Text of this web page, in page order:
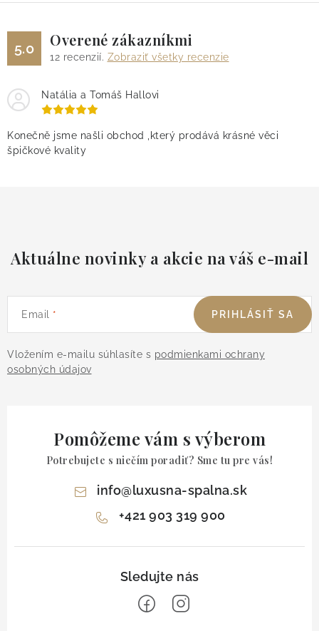
5.0 Overené zákazníkmi
12 recenzií. Zobraziť všetky recenzie
Natália a Tomáš Hallovi
Konečně jsme našli obchod ,který prodává krásné věci
špičkové kvality
Aktuálne novinky a akcie na váš e-mail
Email
Vložením e-mailu súhlasíte s podmienkami ochrany
osobných údajov
PRIHLÁSIŤ SA
Pomôžeme vám s výberom
Potrebujete s niečím poradiť? Sme tu pre vás!
info@luxusna-spalna.sk
+421 903 319 900